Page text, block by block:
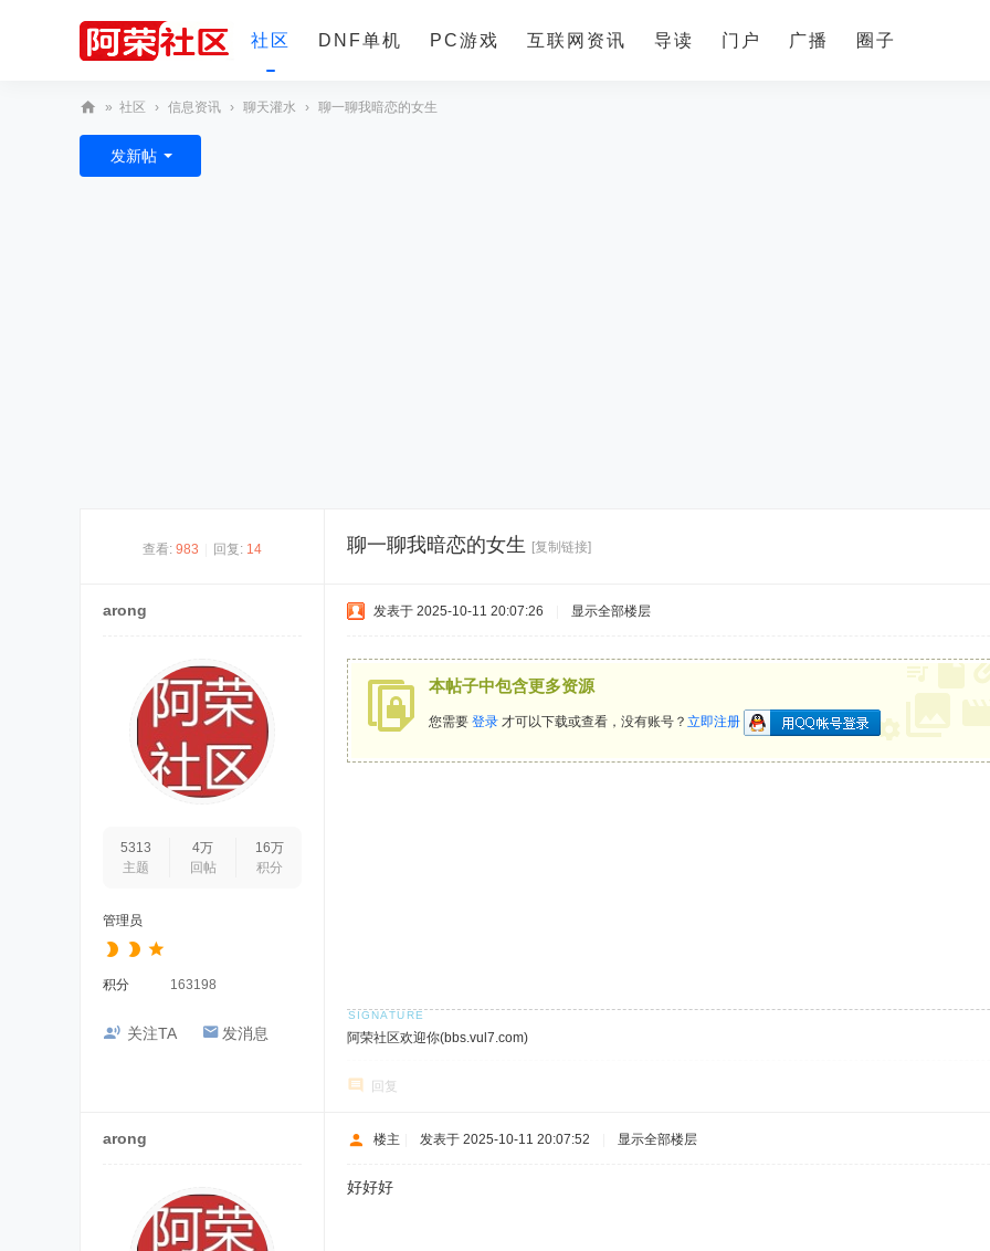
社区 DNF单机 PC游戏 互联网资讯 导读 门户 广播 圈子
阿
荣
» 社区 › 信息资讯 › 聊天灌水 › 聊一聊我暗恋的女生
发新帖
查看: 983 回复: 14 聊一聊我暗恋的女生 [复制链接]
arong
5313
主题
4万
回帖
16万
积分
管理员
积分 163198
关注TA 发消息
发表于 2025-10-11 20:07:26 显示全部楼层
本帖子中包含更多资源
您需要 登录 才可以下载或查看，没有账号？ 立即注册
阿荣社区欢迎你(bbs.vul7.com)
回复
arong 楼主 发表于 2025-10-11 20:07:52 显示全部楼层
好好好